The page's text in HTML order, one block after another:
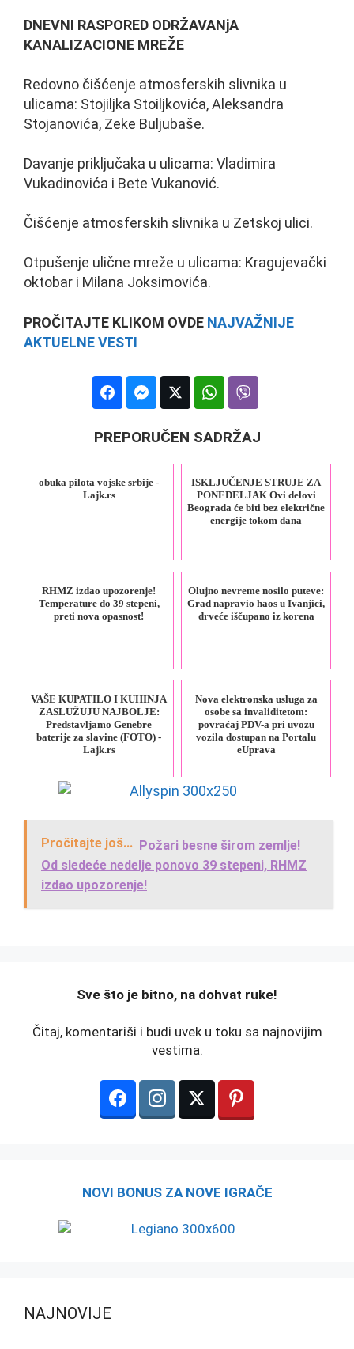
DNEVNI RASPORED ODRŽAVANjA
KANALIZACIONE MREŽE
Redovno čišćenje atmosferskih slivnika u
ulicama: Stojiljka Stoiljkovića, Aleksandra
Stojanovića, Zeke Buljubaše.
Davanje priključaka u ulicama: Vladimira
Vukadinovića i Bete Vukanović.
Čišćenje atmosferskih slivnika u Zetskoj ulici.
Otpušenje ulične mreže u ulicama: Kragujevački
oktobar i Milana Joksimovića.
PROČITAJTE KLIKOM OVDE NAJVAŽNIJE
AKTUELNE VESTI
PREPORUČEN SADRŽAJ
obuka pilota vojske srbije -
Lajk.rs
ISKLJUČENJE STRUJE ZA
PONEDELJAK Ovi delovi
Beograda će biti bez električne
energije tokom dana
RHMZ izdao upozorenje!
Temperature do 39 stepeni,
preti nova opasnost!
Olujno nevreme nosilo puteve:
Grad napravio haos u Ivanjici,
drveće iščupano iz korena
VAŠE KUPATILO I KUHINJA
ZASLUŽUJU NAJBOLJE:
Predstavljamo Genebre
baterije za slavine (FOTO) -
Lajk.rs
Nova elektronska usluga za
osobe sa invaliditetom:
povraćaj PDV-a pri uvozu
vozila dostupan na Portalu
eUprava
Pročitajte još... Požari besne širom zemlje!
Od sledeće nedelje ponovo 39 stepeni, RHMZ
izdao upozorenje!
️Sve što je bitno, na dohvat ruke!
Čitaj, komentariši i budi uvek u toku sa najnovijim
vestima.
NOVI BONUS ZA NOVE IGRAČE
NAJNOVIJE